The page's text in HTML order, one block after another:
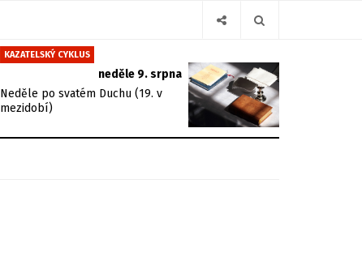
KAZATELSKÝ CYKLUS
neděle 9. srpna
Neděle po svatém Duchu (19. v
mezidobí)